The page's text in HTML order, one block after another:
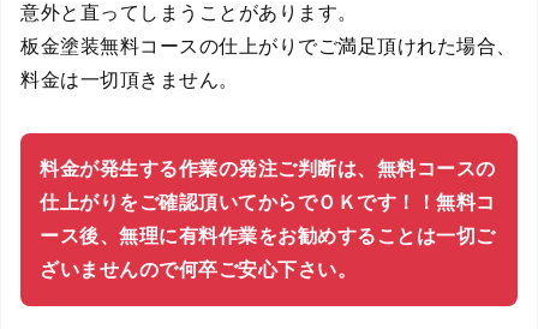
意外と直ってしまうことがあります。
板金塗装無料コースの仕上がりでご満足頂けれた場合、
料金は一切頂きません。
料金が発生する作業の発注ご判断は、無料コースの
仕上がりをご確認頂いてからでＯＫです！！無料コ
ース後、無理に有料作業をお勧めすることは一切ご
ざいませんので何卒ご安心下さい。